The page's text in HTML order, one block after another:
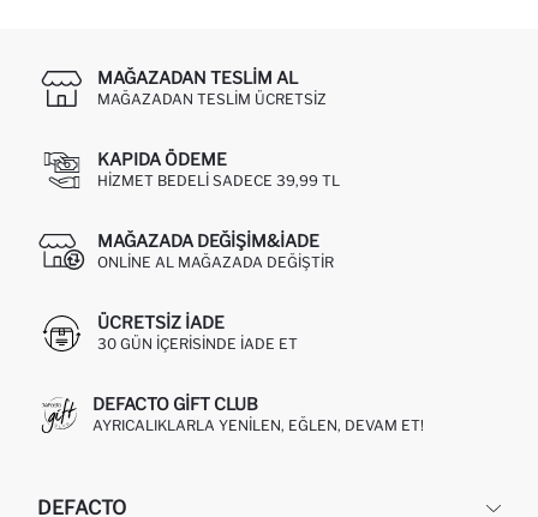
MAĞAZADAN TESLIM AL
MAĞAZADAN TESLIM ÜCRETSIZ
KAPIDA ÖDEME
HIZMET BEDELI SADECE 39,99 TL
MAĞAZADA DEĞIŞIM&İADE
ONLINE AL MAĞAZADA DEĞIŞTIR
ÜCRETSIZ IADE
30 GÜN IÇERISINDE IADE ET
DEFACTO GIFT CLUB
AYRICALIKLARLA YENILEN, EĞLEN, DEVAM ET!
DEFACTO